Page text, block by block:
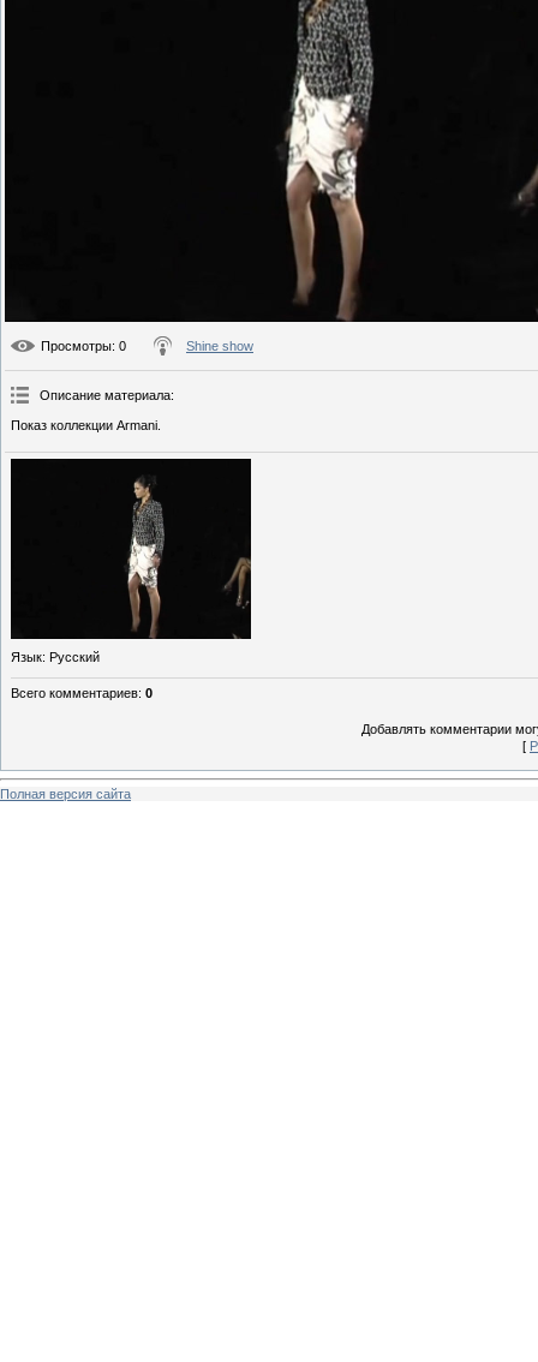
Просмотры: 0 Shine show
Описание материала:
Показ коллекции Armani.
Язык: Русский
Всего комментариев: 0
Добавлять комментарии
[
Полная версия сайта